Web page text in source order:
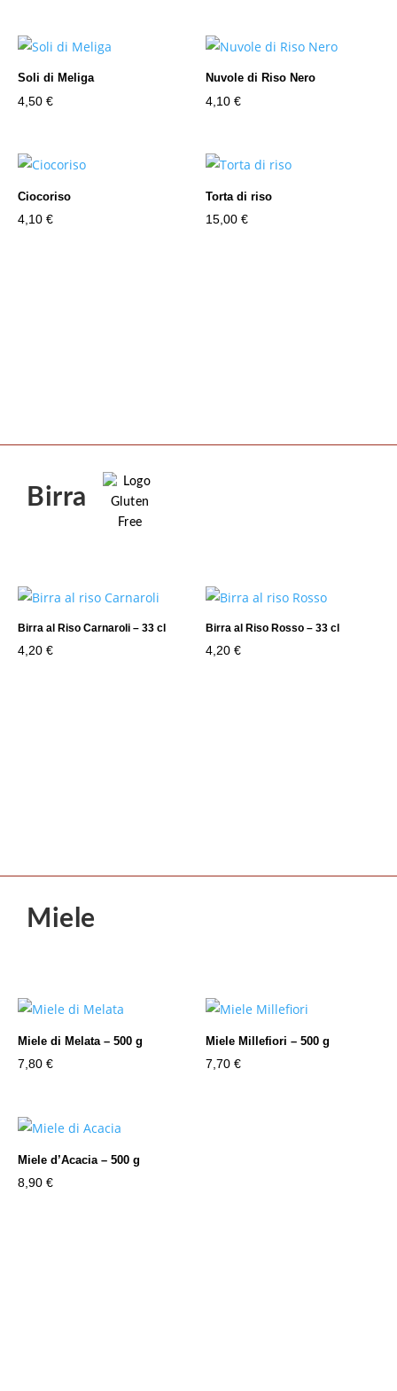
Soli di Meliga
4,50 €
Nuvole di Riso Nero
4,10€
Ciocoriso
4,10 €
Torta di riso
15,00€
Birra
Birra al Riso Carnaroli – 33 cl
4,20 €
Birra al Riso Rosso – 33 cl
4,20€
Miele
Miele di Melata – 500 g
7,80 €
Miele Millefiori – 500 g
7,70€
Miele d’Acacia – 500 g
8,90 €